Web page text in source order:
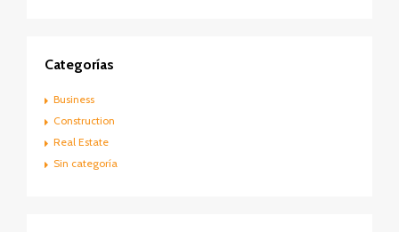
Categorías
Business
Construction
Real Estate
Sin categoría